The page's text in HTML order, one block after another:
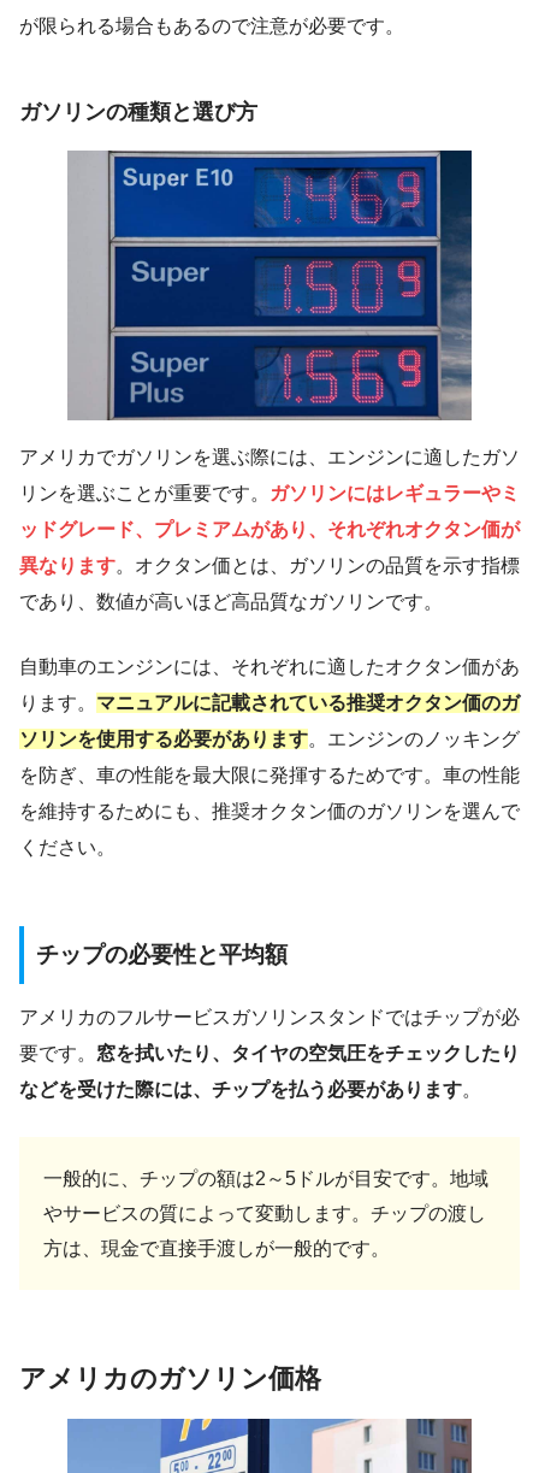
が限られる場合もあるので注意が必要です。
ガソリンの種類と選び方
アメリカでガソリンを選ぶ際には、エンジンに適したガソ
リンを選ぶことが重要です。
ガソリンにはレギュラーやミ
ッドグレード、プレミアムがあり、それぞれオクタン価が
異なります。オクタン価とは、ガソリンの品質を示す指標
であり、数値が高いほど高品質なガソリンです。
自動車のエンジンには、それぞれに適したオクタン価があ
ります。 マニュアルに記載されている推奨オクタン価のガ
ソリンを使用する必要があります。エンジンのノッキング
を防ぎ、車の性能を最大限に発揮するためです。車の性能
を維持するためにも、推奨オクタン価のガソリンを選んで
ください。
チップの必要性と平均額
アメリカのフルサービスガソリンスタンドではチップが必
要です。 窓を拭いたり、タイヤの空気圧をチェックしたり
などを受けた際には、チップを払う必要があります。
一般的に、チップの額は2～5ドルが目安です。地域
やサービスの質によって変動します。チップの渡し
方は、現金で直接手渡しが一般的です。
アメリカのガソリン価格